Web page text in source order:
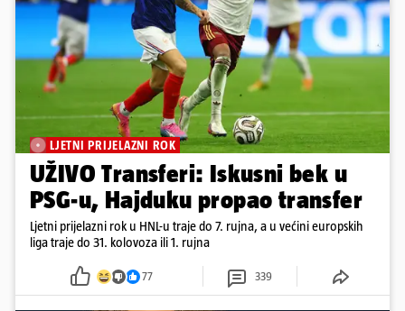
LJETNI PRIJELAZNI ROK
UŽIVO Transferi: Iskusni bek u
PSG-u, Hajduku propao transfer
Ljetni prijelazni rok u HNL-u traje do 7. rujna, a u većini europskih
liga traje do 31. kolovoza ili 1. rujna
77 339